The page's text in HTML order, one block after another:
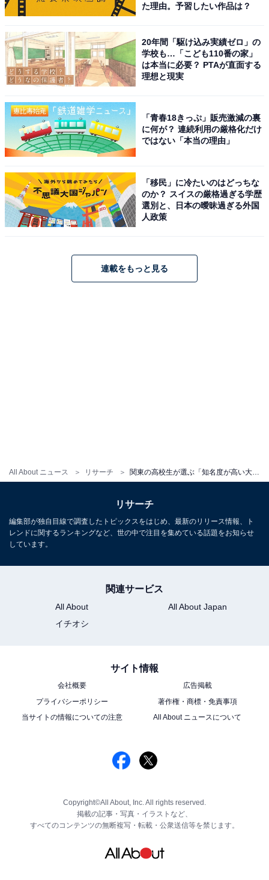
All About ニュース リサーチ 関東の高校生が選ぶ「知名度が高い大学」ランキング！ 2位「明治大」、1位は？
た理由。予習したい作品は？
20年間「駆け込み実績ゼロ」の
学校も…「こども110番の家」
は本当に必要？ PTAが直面する
理想と現実
「青春18きっぷ」販売激減の裏
に何が？ 連続利用の厳格化だけ
ではない「本当の理由」
「移民」に冷たいのはどっちな
のか？ スイスの厳格過ぎる学歴
選別と、日本の曖昧過ぎる外国
人政策
連載をもっと見る
リサーチ
編集部が独自目線で調査したトピックスをはじめ、最新のリリース情報、ト
レンドに関するランキングなど、世の中で注目を集めている話題をお知らせ
しています。
関連サービス
All About
All About Japan
イチオシ
サイト情報
会社概要
広告掲載
プライバシーポリシー
著作権・商標・免責事項
当サイトの情報についての注意
All About ニュースについて
Copyright©All About, Inc. All rights reserved.
掲載の記事・写真・イラストなど、
すべてのコンテンツの無断複写・転載・公衆送信等を禁じます。